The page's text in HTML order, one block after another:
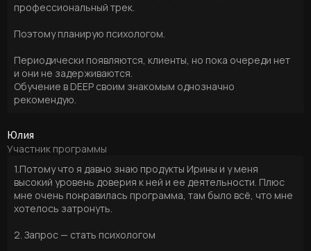
профессиональный трек.
Поэтому планирую психологом.
Периодически появляются, клиенты, но пока очереди нет
и они не задерживаются.
Обучение в DEEP своим знакомым однозначно
рекомендую.
Юлия
Участник программы
1.Потому что я давно знаю продукты Ирины и у меня
высокий уровень доверия к ней и ее деятельности. Плюс
мне очень понравилась программа, там было всё, что мне
хотелось затронуть.
2. Запрос — стать психологом